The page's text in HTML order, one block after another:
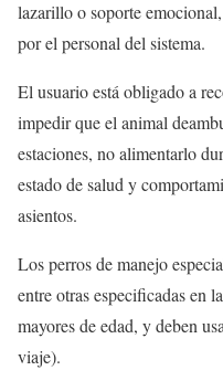
lazarillo o soporte
por el personal del sistema.
El usuario está obligado a
impedir que el animal
estaciones, no alimentarlo
estado de salud y
asientos.
Los perros de manejo
entre otras especificadas en
mayores de edad, y deben
viaje).